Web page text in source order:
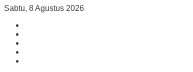
Sabtu, 8 Agustus 2026